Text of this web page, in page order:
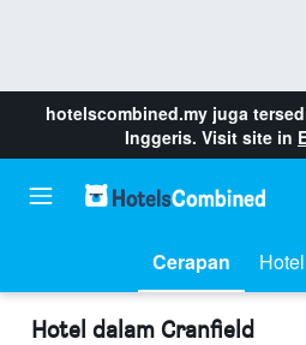
hotelscombined.my juga
Inggeris. Visit site in
Cerapan
Hotel dalam Cranfield